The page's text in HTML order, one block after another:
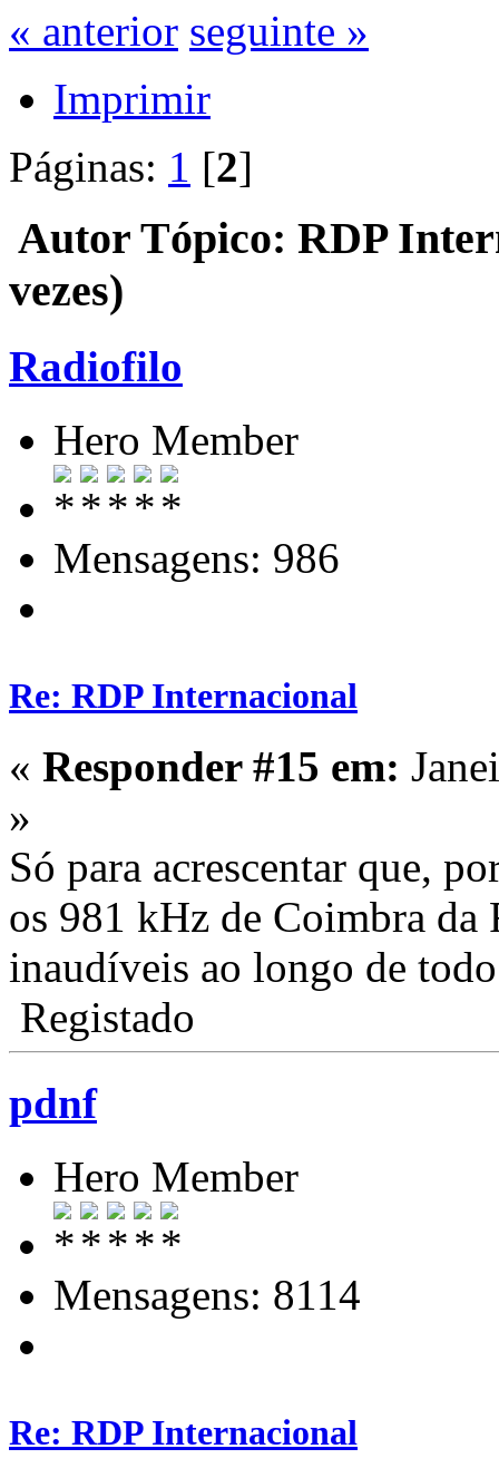
« anterior seguinte »
Imprimir
Páginas: 1 [2]
Autor Tópico: RDP
vezes)
Radiofilo
Hero Member
Mensagens: 986
Re: RDP Internacional
« Responder #15 em:
»
Só para acrescentar que,
os 981 kHz de Coimbra da
inaudíveis ao longo de
Registado
pdnf
Hero Member
Mensagens: 8114
Re: RDP Internacional